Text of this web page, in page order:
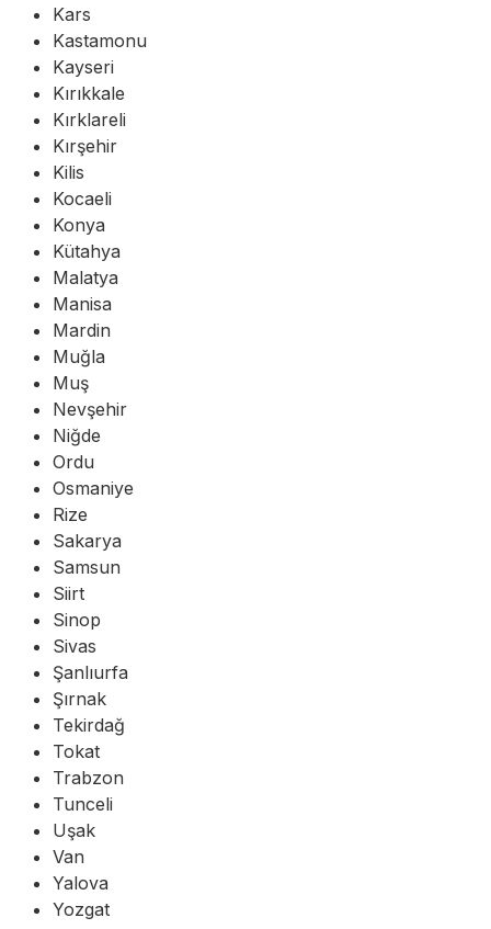
Kars
Kastamonu
Kayseri
Kırıkkale
Kırklareli
Kırşehir
Kilis
Kocaeli
Konya
Kütahya
Malatya
Manisa
Mardin
Muğla
Muş
Nevşehir
Niğde
Ordu
Osmaniye
Rize
Sakarya
Samsun
Siirt
Sinop
Sivas
Şanlıurfa
Şırnak
Tekirdağ
Tokat
Trabzon
Tunceli
Uşak
Van
Yalova
Yozgat